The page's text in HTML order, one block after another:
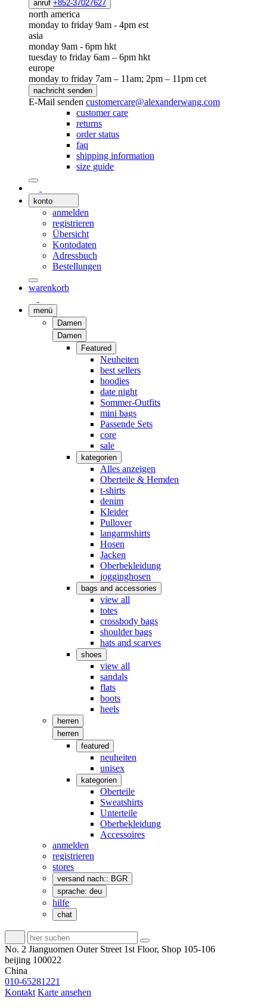
anruf +852-37027627
north america
monday to friday 9am - 4pm est
asia
monday 9am - 6pm hkt
tuesday to friday 6am – 6pm hkt
europe
monday to friday 7am – 11am; 2pm – 11pm cet
nachricht senden
E-Mail senden customercare@alexanderwang.com
customer care
returns
order status
faq
shipping information
size guide
konto
anmelden
registrieren
Übersicht
Kontodaten
Adressbuch
Bestellungen
warenkorb
menü
Damen
Damen
Featured
Neuheiten
best sellers
hoodies
date night
Sommer-Outfits
mini bags
Passende Sets
core
sale
kategorien
Alles anzeigen
Oberteile & Hemden
t-shirts
denim
Kleider
Pullover
langarmshirts
Hosen
Jacken
Oberbekleidung
jogginghosen
bags and accessories
view all
totes
crossbody bags
shoulder bags
hats and scarves
shoes
view all
sandals
flats
boots
heels
herren
herren
featured
neuheiten
unisex
kategorien
Oberteile
Sweatshirts
Unterteile
Oberbekleidung
Accessoires
anmelden
registrieren
stores
versand nach:: BGR
sprache: deu
hilfe
chat
No. 2 Jianguomen Outer Street 1st Floor, Shop 105-106
beijing 100022
China
010-65281221
Kontakt Karte ansehen